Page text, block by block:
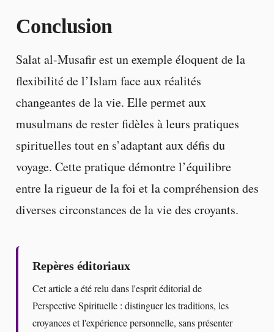
Conclusion
Salat al-Musafir est un exemple éloquent de la
flexibilité de l’Islam face aux réalités
changeantes de la vie. Elle permet aux
musulmans de rester fidèles à leurs pratiques
spirituelles tout en s’adaptant aux défis du
voyage. Cette pratique démontre l’équilibre
entre la rigueur de la foi et la compréhension des
diverses circonstances de la vie des croyants.
Repères éditoriaux
Cet article a été relu dans l'esprit éditorial de
Perspective Spirituelle : distinguer les traditions, les
croyances et l'expérience personnelle, sans présenter